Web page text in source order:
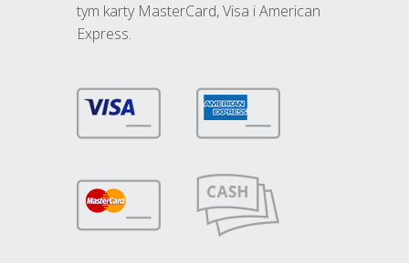
tym karty MasterCard, Visa i American
Express.